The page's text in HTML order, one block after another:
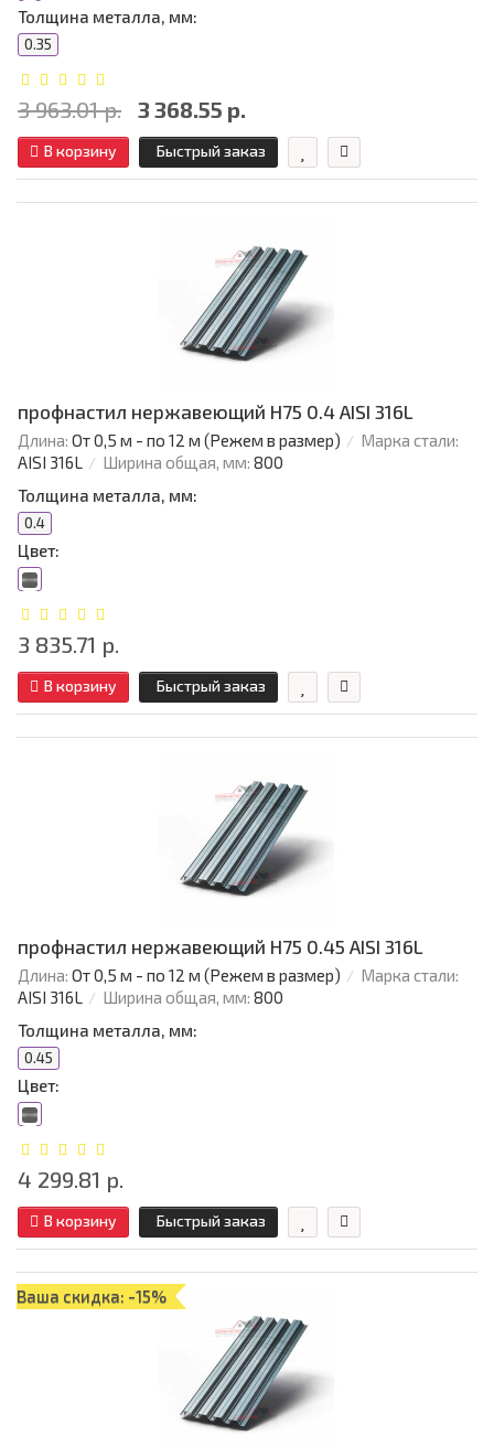
Толщина металла, мм:
0.35
3 963.01 р. 3 368.55 р.
В корзину Быстрый заказ
профнастил нержавеющий H75 0.4 AISI 316L
Длина: От 0,5 м - по 12 м (Режем в размер)
Марка стали:
AISI 316L
Ширина общая, мм: 800
Толщина металла, мм:
0.4
Цвет:
3 835.71 р.
В корзину Быстрый заказ
профнастил нержавеющий H75 0.45 AISI 316L
Длина: От 0,5 м - по 12 м (Режем в размер)
Марка стали:
AISI 316L
Ширина общая, мм: 800
Толщина металла, мм:
0.45
Цвет:
4 299.81 р.
В корзину Быстрый заказ
Ваша скидка: -15%